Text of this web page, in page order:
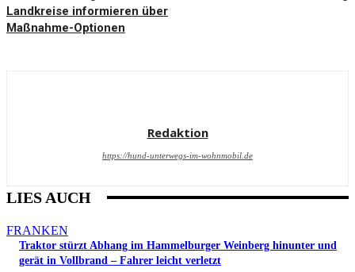
Landkreise informieren über
Maßnahme-Optionen
Redaktion
https://hund-unterwegs-im-wohnmobil.de
LIES AUCH
FRANKEN
Traktor stürzt Abhang im Hammelburger Weinberg hinunter und
gerät in Vollbrand – Fahrer leicht verletzt